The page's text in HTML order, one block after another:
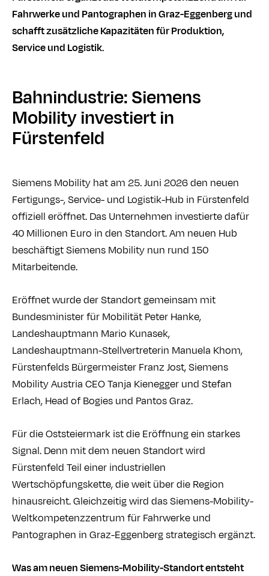
Fahrwerke und Pantographen in Graz-Eggenberg und
schafft zusätzliche Kapazitäten für Produktion,
Service und Logistik.
Bahnindustrie: Siemens
Mobility investiert in
Fürstenfeld
Siemens Mobility hat am 25. Juni 2026 den neuen
Fertigungs-, Service- und Logistik-Hub in Fürstenfeld
offiziell eröffnet. Das Unternehmen investierte dafür
40 Millionen Euro in den Standort. Am neuen Hub
beschäftigt Siemens Mobility nun rund 150
Mitarbeitende.
Eröffnet wurde der Standort gemeinsam mit
Bundesminister für Mobilität Peter Hanke,
Landeshauptmann Mario Kunasek,
Landeshauptmann-Stellvertreterin Manuela Khom,
Fürstenfelds Bürgermeister Franz Jost, Siemens
Mobility Austria CEO Tanja Kienegger und Stefan
Erlach, Head of Bogies und Pantos Graz.
Für die Oststeiermark ist die Eröffnung ein starkes
Signal. Denn mit dem neuen Standort wird
Fürstenfeld Teil einer industriellen
Wertschöpfungskette, die weit über die Region
hinausreicht. Gleichzeitig wird das Siemens-Mobility-
Weltkompetenzzentrum für Fahrwerke und
Pantographen in Graz-Eggenberg strategisch ergänzt.
Was am neuen Siemens-Mobility-Standort entsteht